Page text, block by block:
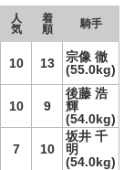
人
気
着
順
騎手
10 13
宗像 徹
(55.0kg)
10 9
後藤 浩
輝
(54.0kg)
7 10
坂井 千
明
(54.0kg)